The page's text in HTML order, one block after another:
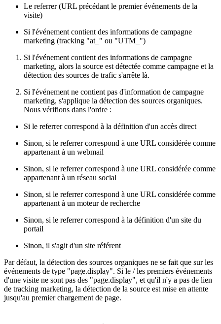
Le referrer (URL précédant le premier événements de la
visite)
Si l'événement contient des informations de campagne
marketing (tracking "at_" ou "UTM_")
Si l'événement contient des informations de campagne
marketing, alors la source est détectée comme campagne et la
détection des sources de trafic s'arrête là.
Si l'événement ne contient pas d'information de campagne
marketing, s'applique la détection des sources organiques.
Nous vérifions dans l'ordre :
Si le referrer correspond à la définition d'un accès direct
Sinon, si le referrer correspond à une URL considérée comme
appartenant à un webmail
Sinon, si le referrer correspond à une URL considérée comme
appartenant à un réseau social
Sinon, si le referrer correspond à une URL considérée comme
appartenant à un moteur de recherche
Sinon, si le referrer correspond à la définition d'un site du
portail
Sinon, il s'agit d'un site référent
Par défaut, la détection des sources organiques ne se fait que sur les
événements de type "page.display". Si le / les premiers événements
d'une visite ne sont pas des "page.display", et qu'il n'y a pas de lien
de tracking marketing, la détection de la source est mise en attente
jusqu'au premier chargement de page.